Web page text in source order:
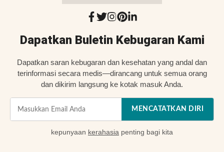
Dapatkan Buletin Kebugaran Kami
Dapatkan saran kebugaran dan kesehatan yang andal dan
terinformasi secara medis—dirancang untuk semua orang
dan dikirim langsung ke kotak masuk Anda.
MENCATATKAN DIRI
kepunyaan kerahasia penting bagi kita